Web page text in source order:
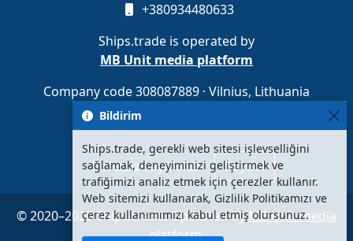
+380934480633
Ships.trade is operated by
MB Unit media platform
Company code 308087889 · Vilnius, Lithuania
Ücretsiz kayıt olun Kaydol
© 2020–2026 Ships.trade. Operated byMB Unit media
platform.
Bildirim
Ships.trade, gerekli web sitesi işlevselliğini
sağlamak, deneyiminizi geliştirmek ve
trafiğimizi analiz etmek için çerezler kullanır.
Web sitemizi kullanarak, Gizlilik Politikamızı ve
çerez kullanımımızı kabul etmiş olursunuz.